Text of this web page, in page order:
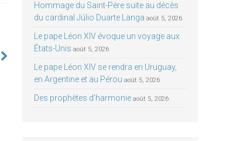
Hommage du Saint-Père suite au décès
du cardinal Júlio Duarte Langa août 5, 2026
Le pape Léon XIV évoque un voyage aux
États-Unis août 5, 2026
Le pape Léon XIV se rendra en Uruguay,
en Argentine et au Pérou août 5, 2026
Des prophètes d’harmonie août 5, 2026